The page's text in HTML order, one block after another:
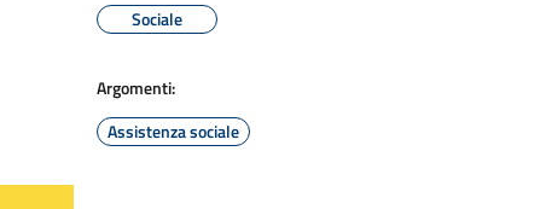
Sociale
Argomenti:
Assistenza sociale